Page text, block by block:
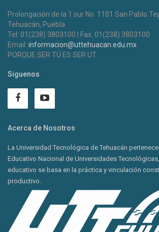
Prolongación de la 1 sur No. 1101 San Pablo
Tehuacán, Puebla
Tel: 01(238) 3803100 | Fax: 01(238) 3803100
Email: informacion@uttehuacan.edu.mx
PORQUE SER TÚ ES SER UT
Siguenos
Acerca de Nosotros
La Universidad Tecnológica de Tehuacán
Educativo Nacional de Universidades
educativo se basa en la práctica y vinculación
productivo.